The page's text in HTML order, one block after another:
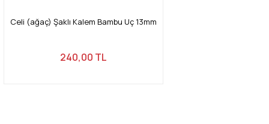
Celi (ağaç) Şaklı Kalem Bambu Uç 13mm
240,00 TL